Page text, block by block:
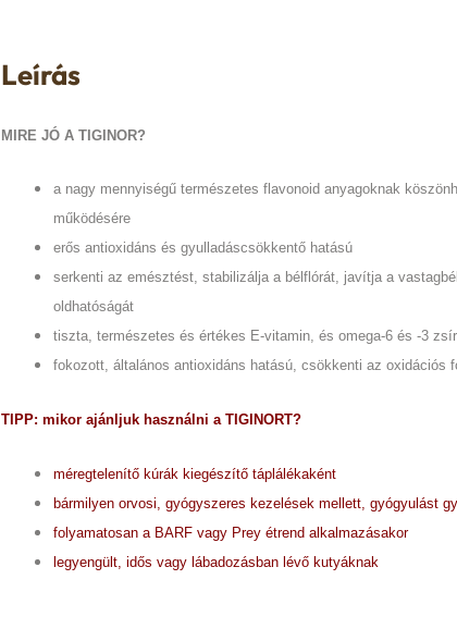
Leírás
MIRE JÓ A TIGINOR?
a nagy mennyiségű természetes flavonoid anyagoknak
működésére
erős antioxidáns és gyulladáscsökkentő hatású
serkenti az emésztést, stabilizálja a bélflórát, javítja a
oldhatóságát
tiszta, természetes és értékes E-vitamin, és omega-6 és -3
fokozott, általános antioxidáns hatású, csökkenti az oxidációs
TIPP: mikor ajánljuk használni a TIGINORT?
méregtelenítő kúrák kiegészítő táplálékaként
bármilyen orvosi, gyógyszeres kezelések mellett, gyógyulást
folyamatosan a BARF vagy Prey étrend alkalmazásakor
legyengült, idős vagy lábadozásban lévő kutyáknak